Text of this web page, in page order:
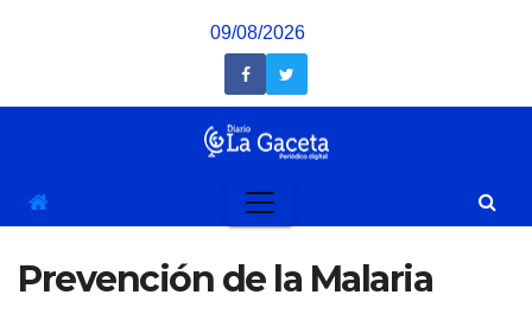
09/08/2026
Prevención de la Malaria